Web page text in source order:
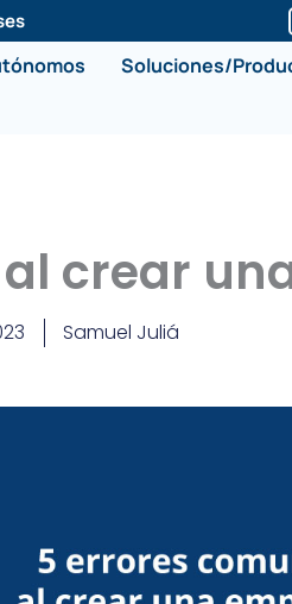
Soluciones/
crear
Samuel Juliá